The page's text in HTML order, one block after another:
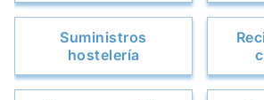
Suministros
hostelería